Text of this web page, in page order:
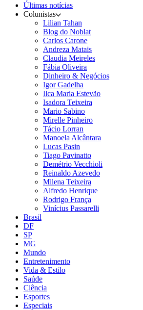
Últimas notícias
Colunistas
Lilian Tahan
Blog do Noblat
Carlos Carone
Andreza Matais
Claudia Meireles
Fábia Oliveira
Dinheiro & Negócios
Igor Gadelha
Ilca Maria Estevão
Isadora Teixeira
Mario Sabino
Mirelle Pinheiro
Tácio Lorran
Manoela Alcântara
Lucas Pasin
Tiago Pavinatto
Demétrio Vecchioli
Reinaldo Azevedo
Milena Teixeira
Alfredo Henrique
Rodrigo França
Vinícius Passarelli
Brasil
DF
SP
MG
Mundo
Entretenimento
Vida & Estilo
Saúde
Ciência
Esportes
Especiais